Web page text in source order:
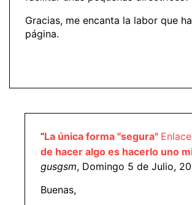
Gracias, me encanta la labor que
página.
“La única forma "segura"
de hacer algo es hacerlo uno
gusgsm, Domingo 5 de Julio,
Buenas,